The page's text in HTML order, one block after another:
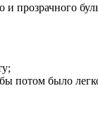
прозрачного
было легко